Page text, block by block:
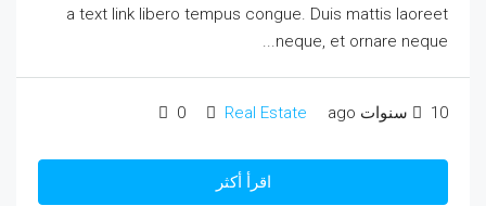
a text link libero tempus congue. Duis mattis laoreet
neque, et ornare neque...
10 سنوات ago Real Estate
0
اقرأ أكثر